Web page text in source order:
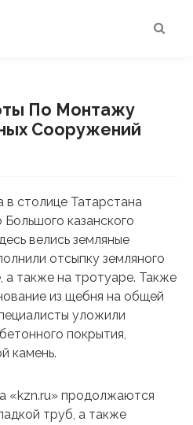
По Монтажу
Сооружений
в столице Татарстана
казанского
велись земляные
отсыпку земляного
а также на тротуаре. Также
из щебня на общей
уложили
покрытия,
камень.
«kzn.ru» продолжаются
труб, а также